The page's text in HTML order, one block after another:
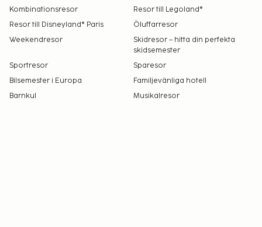
boendets rum.
Kombinationsresor
Resor till Legoland®
Resor till Disneyland® Paris
Öluffarresor
Weekendresor
Skidresor – hitta din perfekta
skidsemester
Sportresor
Sparesor
Bilsemester i Europa
Familjevänliga hotell
Barnkul
Musikalresor